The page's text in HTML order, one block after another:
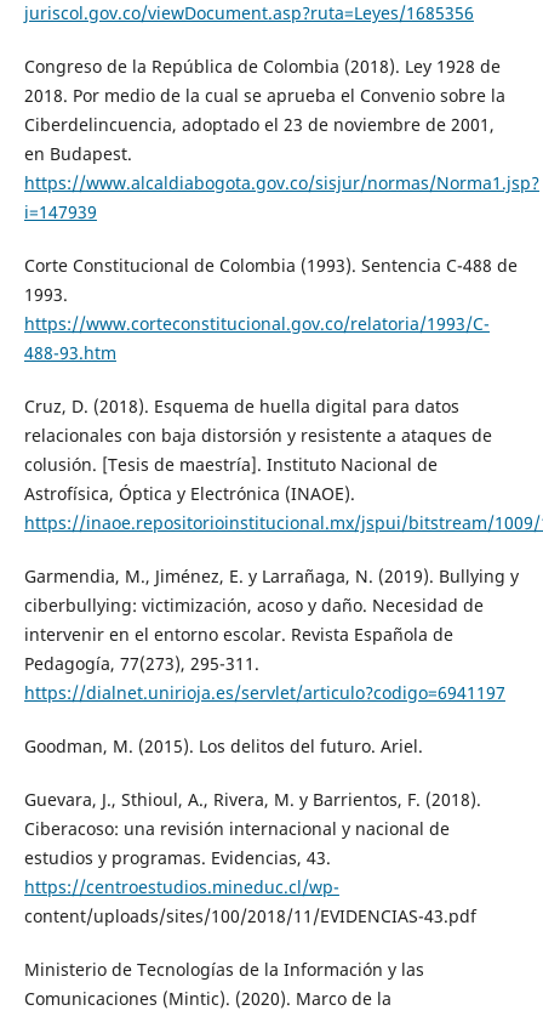
juriscol.gov.co/viewDocument.asp?ruta=Leyes/1685356
Congreso de la República de Colombia (2018). Ley 1928 de
2018. Por medio de la cual se aprueba el Convenio sobre la
Ciberdelincuencia, adoptado el 23 de noviembre de 2001,
en Budapest.
https://www.alcaldiabogota.gov.co/sisjur/normas/Norma1.jsp?
i=147939
Corte Constitucional de Colombia (1993). Sentencia C-488 de
1993.
https://www.corteconstitucional.gov.co/relatoria/1993/C-
488-93.htm
Cruz, D. (2018). Esquema de huella digital para datos
relacionales con baja distorsión y resistente a ataques de
colusión. [Tesis de maestría]. Instituto Nacional de
Astrofísica, Óptica y Electrónica (INAOE).
https://inaoe.repositorioinstitucional.mx/jspui/bitstream/1009/
Garmendia, M., Jiménez, E. y Larrañaga, N. (2019). Bullying y
ciberbullying: victimización, acoso y daño. Necesidad de
intervenir en el entorno escolar. Revista Española de
Pedagogía, 77(273), 295-311.
https://dialnet.unirioja.es/servlet/articulo?codigo=6941197
Goodman, M. (2015). Los delitos del futuro. Ariel.
Guevara, J., Sthioul, A., Rivera, M. y Barrientos, F. (2018).
Ciberacoso: una revisión internacional y nacional de
estudios y programas. Evidencias, 43.
https://centroestudios.mineduc.cl/wp-
content/uploads/sites/100/2018/11/EVIDENCIAS-43.pdf
Ministerio de Tecnologías de la Información y las
Comunicaciones (Mintic). (2020). Marco de la